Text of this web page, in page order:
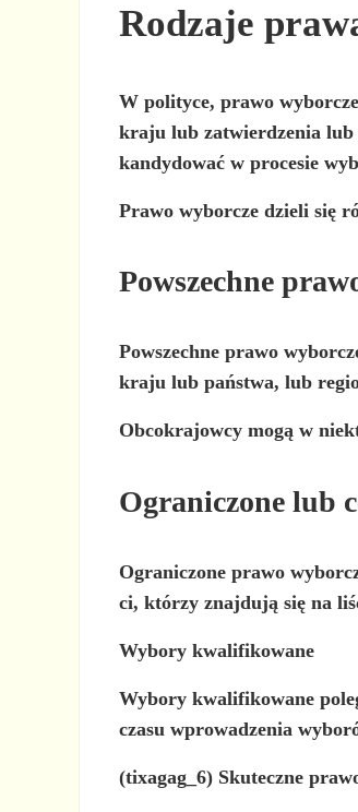
Rodzaje
W polityce, prawo
kraju lub zatwierdzenia lub
kandydować w procesie
Prawo wyborcze dzieli się
Powszechne
Powszechne prawo
kraju lub państwa, lub
Obcokrajowcy mogą w
Ograniczone lub
Ograniczone prawo
ci, którzy znajdują się na
Wybory kwalifikowane
Wybory kwalifikowane
czasu wprowadzenia
(tixagag_6) Skuteczne